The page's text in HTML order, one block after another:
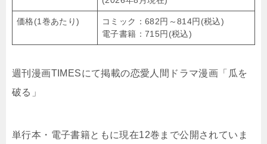
価格(1巻あたり)
コミック：682円～814円(税込)
電子書籍：715円(税込)
週刊漫画TIMESにて掲載の恋愛人間ドラマ漫画「瓜を
破る」
単行本・電子書籍ともに現在12巻まで公開されていま